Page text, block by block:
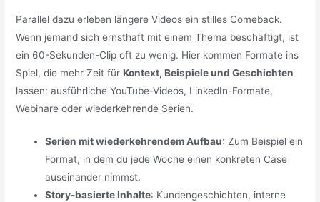
Parallel dazu erleben längere Videos ein stilles Comeback.
Wenn jemand sich ernsthaft mit einem Thema beschäftigt, ist
ein 60-Sekunden-Clip oft zu wenig. Hier kommen Formate ins
Spiel, die mehr Zeit fürKontext, Beispiele und Geschichten
lassen: ausführliche YouTube-Videos, LinkedIn-Formate,
Webinare oder wiederkehrende Serien.
Serien mit wiederkehrendem Aufbau: Zum Beispiel ein
Format, in dem du jede Woche einen konkreten Case
auseinander nimmst.
Story-basierte Inhalte: Kundengeschichten, interne